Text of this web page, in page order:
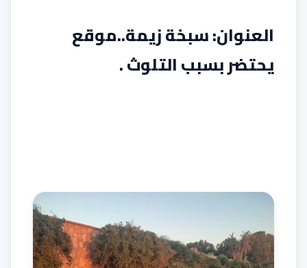
العنوان: سبخة زيمة..موقع
يحتضر بسبب التلوث .